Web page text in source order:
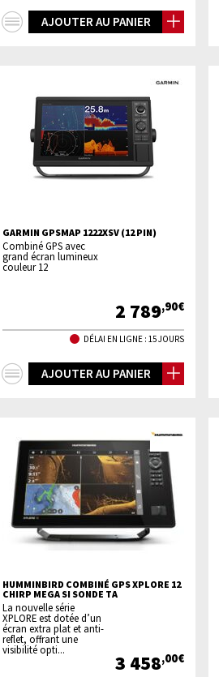
AJOUTER AU PANIER
GARMIN GPSMAP 1222XSV (12 PIN)
Combiné GPS avec
grand écran lumineux
couleur 12
2 789,90€
DÉLAI EN LIGNE : 15 JOURS
AJOUTER AU PANIER
HUMMINBIRD COMBINÉ GPS XPLORE 12
CHIRP MEGA SI SONDE TA
La nouvelle série
XPLORE est dotée d’un
écran extra plat et anti-
reflet, offrant une
visibilité opti...
3 458,00€